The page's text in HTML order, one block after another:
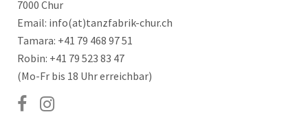
7000 Chur
Email: info(at)tanzfabrik-chur.ch
Tamara: +41 79 468 97 51
Robin: +41 79 523 83 47
(Mo-Fr bis 18 Uhr erreichbar)